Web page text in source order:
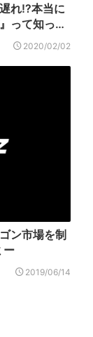
れ!?本当に
って知っ…
2020/02/02
ン市場を制
ー
2019/06/14